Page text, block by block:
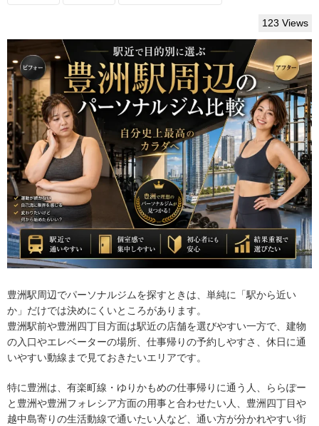
123 Views
豊洲駅周辺でパーソナルジムを探すときは、単純に「駅から近い
か」だけでは決めにくいところがあります。
豊洲駅前や豊洲四丁目方面は駅近の店舗を選びやすい一方で、建物
の入口やエレベーターの場所、仕事帰りの予約しやすさ、休日に通
いやすい動線まで見ておきたいエリアです。
特に豊洲は、有楽町線・ゆりかもめの仕事帰りに通う人、ららぽー
と豊洲や豊洲フォレシア方面の用事と合わせたい人、豊洲四丁目や
越中島寄りの生活動線で通いたい人など、通い方が分かれやすい街